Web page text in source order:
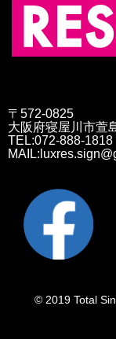
〒572-0825
大阪府寝屋川市萱
TEL:072-888-1818
© 2019 Total